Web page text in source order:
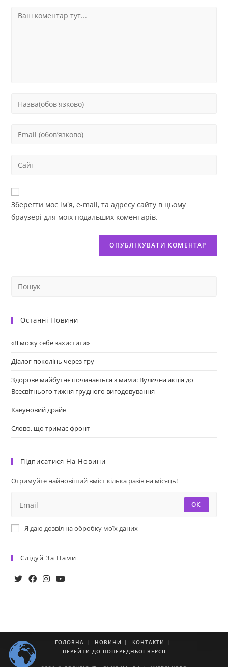
Зберегти моє ім'я, e-mail, та адресу сайту в цьому
браузері для моїх подальших коментарів.
Останні Новини
«Я можу себе захистити»
Діалог поколінь через гру
Здорове майбутнє починається з мами: Вулична акція до
Всесвітнього тижня грудного вигодовування
Кавуновий драйв
Слово, що тримає фронт
Підписатися На Новини
Отримуйте найновіший вміст кілька разів на місяць!
ОК
Я даю дозвіл на обробку моїх даних
Слідуй За Нами
ГОЛОВНА НОВИНИ
КОНТАКТИ
ПЕРЕЙТИ ДО ПОПЕРЕДНЬОЇ ВЕРСІЇ